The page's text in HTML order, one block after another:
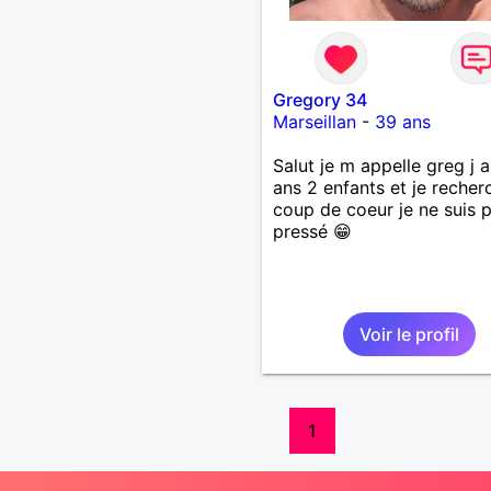
Gregory 34
Marseillan- 39 ans
Salut je m appelle greg j
ans 2 enfants et je
coup de coeur je ne suis
pressé 😁
Voir le profil
1